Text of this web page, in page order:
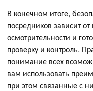
В конечном итоге,
посредников зависит
осмотрительности и
проверку и контроль.
понимание всех
вам использовать
при этом связанные с